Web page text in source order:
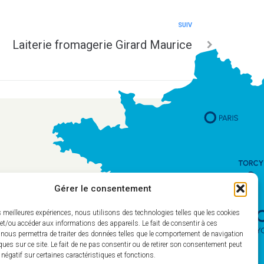
Gérer le consentement
meilleures expériences, nous utilisons des technologies telles que les cookies
ou accéder aux informations des appareils. Le fait de consentir à ces
permettra de traiter des données telles que le comportement de navigation
sur ce site. Le fait de ne pas consentir ou de retirer son consentement peut
négatif sur certaines caractéristiques et fonctions.
SUIV
Laiterie fromagerie Girard Maurice